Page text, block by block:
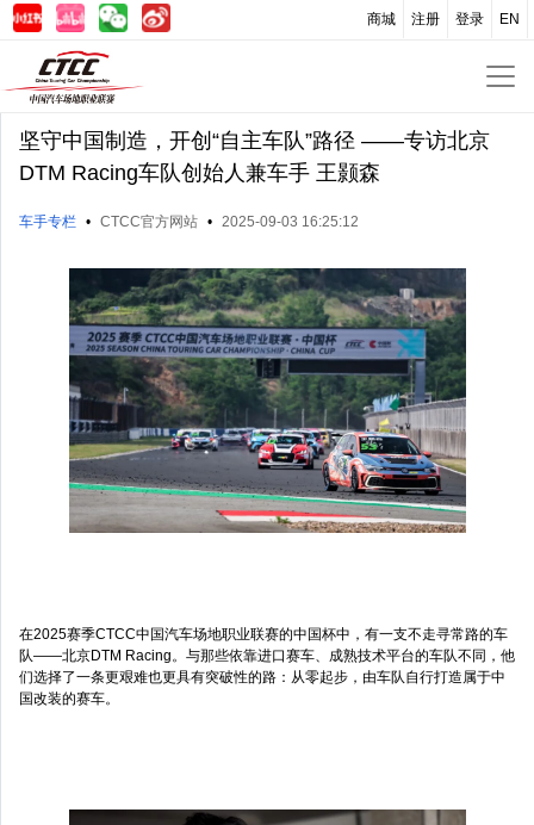
EN
登录
注册
商城
坚守中国制造，开创“自主车队”路径 ——专访北京
DTM Racing车队创始人兼车手 王颢森
车手专栏 • CTCC官方网站 • 2025-09-03 16:25:12
在2025赛季CTCC中国汽车场地职业联赛的中国杯中，有一支不走寻常路的车
队——北京DTM Racing。与那些依靠进口赛车、成熟技术平台的车队不同，他
们选择了一条更艰难也更具有突破性的路：从零起步，由车队自行打造属于中
国改装的赛车。